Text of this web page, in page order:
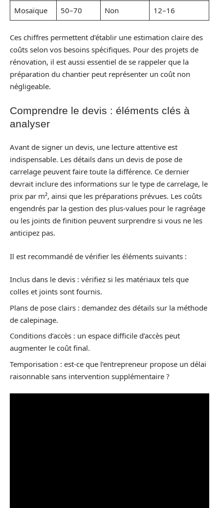
Mosaïque 50–70 Non 12–16
Ces chiffres permettent d’établir une estimation claire des
coûts selon vos besoins spécifiques. Pour des projets de
rénovation, il est aussi essentiel de se rappeler que la
préparation du chantier peut représenter un coût non
négligeable.
Comprendre le devis : éléments clés à
analyser
Avant de signer un devis, une lecture attentive est
indispensable. Les détails dans un devis de pose de
carrelage peuvent faire toute la différence. Ce dernier
devrait inclure des informations sur le type de carrelage, le
prix par m², ainsi que les préparations prévues. Les coûts
engendrés par la gestion des plus-values pour le ragréage
ou les joints de finition peuvent surprendre si vous ne les
anticipez pas.
Il est recommandé de vérifier les éléments suivants :
Inclus dans le devis : vérifiez si les matériaux tels que
colles et joints sont fournis.
Plans de pose clairs : demandez des détails sur la méthode
de calepinage.
Conditions d’accès : un espace difficile d’accès peut
augmenter le coût final.
Temporisation : est-ce que l’entrepreneur propose un délai
raisonnable sans intervention supplémentaire ?